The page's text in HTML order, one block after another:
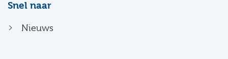
Snel naar
Nieuws